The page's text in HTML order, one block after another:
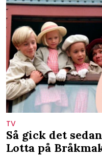
TV
Så gick det
Lotta på